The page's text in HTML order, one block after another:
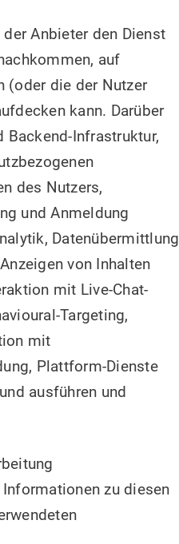
Anbieter den Dienst
auf
(oder die der Nutzer
kann. Darüber
Backend-Infrastruktur,
des Nutzers,
und Anmeldung
Datenübermittlung
von Inhalten
mit Live-Chat-
Targeting,
mit
Plattform-Dienste
ausführen und
zu diesen